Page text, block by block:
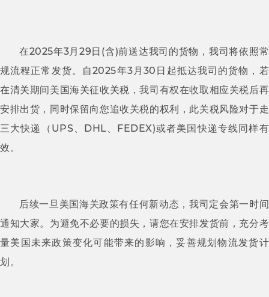
在2025年3月29 日 (含)前送达我司的货物，我司将依照常
规流程正常发货。自2025年3 月 30 日起抵达我司的货物，若
在清关期间美国海关征收关税，我司有权在收取相应关税后再
安排出货，同时保留向您追收关税的权利，此关税风险对于走
三大快递（ UPS DHL FEDEX)或者美国快递专线同样有
效。
后续一旦美国海关政策有任何新动态，我司定会第一时间
通知大家。为避免不必要的损失，请您在安排发货前，充分考
量美国未来政策变化可能带来的影响，妥善规划物流发货计
划。